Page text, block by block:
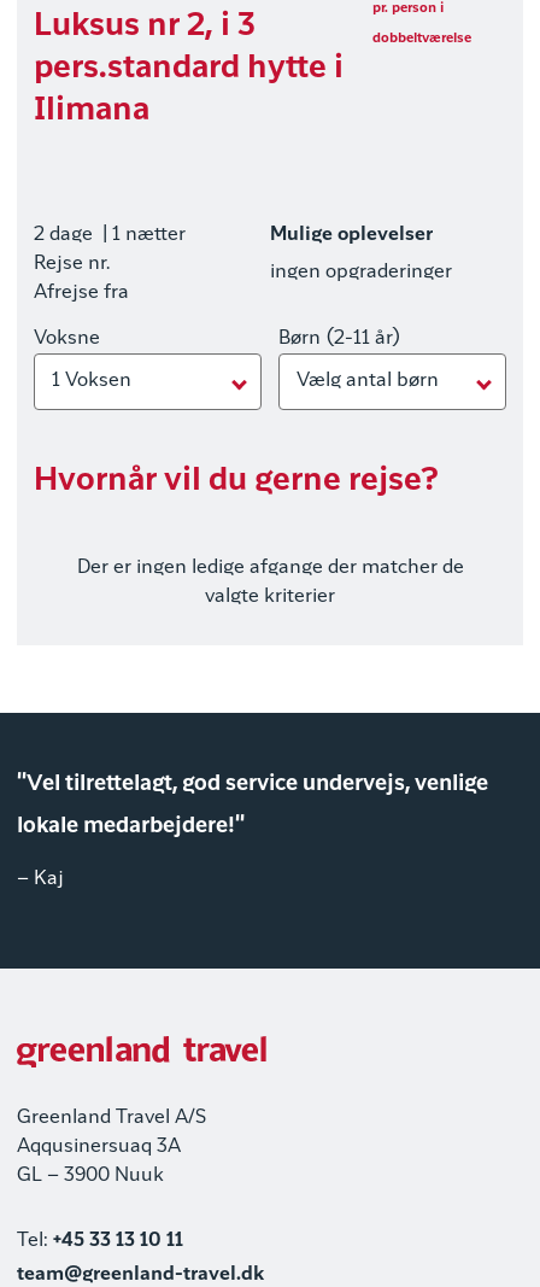
Luksus nr 2, i 3
pers.standard hytte i
Ilimana
pr. person i
dobbeltværelse
2 dage
| 1 nætter
Rejse nr.
Afrejse fra
Mulige oplevelser
ingen opgraderinger
Voksne
1 Voksen
Børn (2-11 år)
Vælg antal børn
Hvornår vil du gerne rejse?
Der er ingen ledige afgange der matcher de
valgte kriterier
"Vel tilrettelagt, god service undervejs, venlige
lokale medarbejdere!"
– Kaj
Greenland Travel A/S
Aqqusinersuaq 3A
GL – 3900 Nuuk
Tel: +45 33 13 10 11
team@greenland-travel.dk